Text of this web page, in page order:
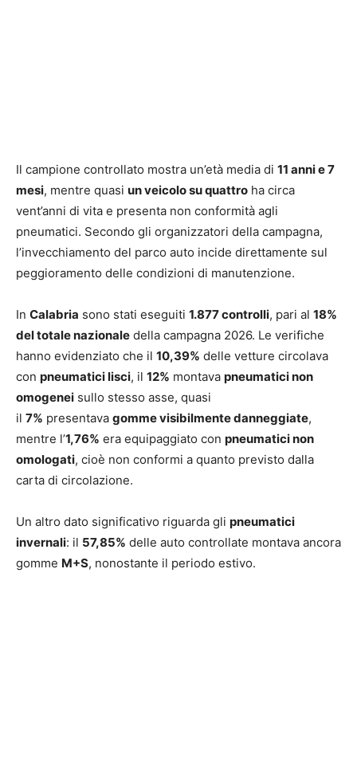
Il campione controllato mostra un’età media di 11 anni e 7
mesi, mentre quasi un veicolo su quattro ha circa
vent’anni di vita e presenta non conformità agli
pneumatici. Secondo gli organizzatori della campagna,
l’invecchiamento del parco auto incide direttamente sul
peggioramento delle condizioni di manutenzione.
In Calabria sono stati eseguiti 1.877 controlli, pari al 18%
del totale nazionale della campagna 2026. Le verifiche
hanno evidenziato che il 10,39% delle vetture circolava
con pneumatici lisci, il 12% montava pneumatici non
omogenei sullo stesso asse, quasi
il 7% presentava gomme visibilmente danneggiate,
mentre l’1,76% era equipaggiato con pneumatici non
omologati, cioè non conformi a quanto previsto dalla
carta di circolazione.
Un altro dato significativo riguarda gli pneumatici
invernali: il 57,85% delle auto controllate montava ancora
gomme M+S, nonostante il periodo estivo.